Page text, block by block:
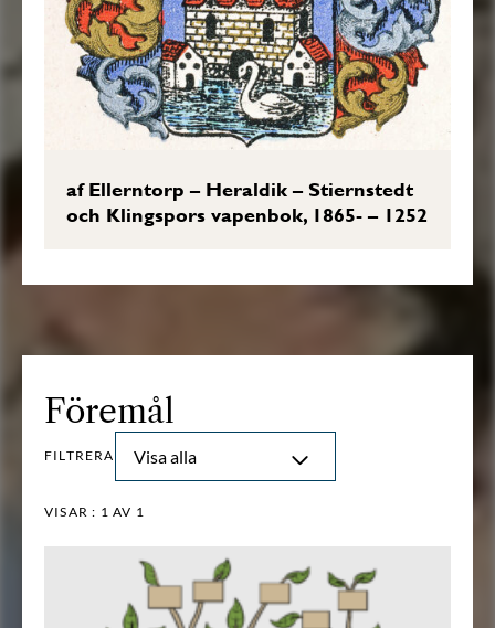
af Ellerntorp – Heraldik – Stiernstedt
och Klingspors vapenbok, 1865- – 1252
Föremål
FILTRERA Visa alla
VISAR : 1 AV 1